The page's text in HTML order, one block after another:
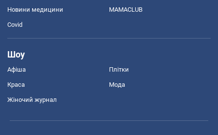
Новини медицини MAMACLUB
Covid
Шоу
Афіша Плітки
Краса Мода
Жіночий журнал